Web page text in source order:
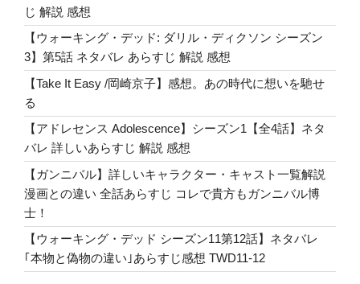
と
の
違
い
全
話
あ
ら
す
じ
コ
レ
で
貴
じ 解説 感想
【ウォーキング・デッド: ダリル・ディクソン シーズン
3】第5話 ネタバレ あらすじ 解説 感想
【Take It Easy /岡崎京子】感想。あの時代に想いを馳せ
る
【アドレセンス Adolescence】シーズン1【全4話】ネタ
バレ 詳しいあらすじ 解説 感想
【ガンニバル】詳しいキャラクター・キャスト一覧解説
漫画との違い 全話あらすじ コレで貴方もガンニバル博
士！
【ウォーキング・デッド シーズン11第12話】ネタバレ
｢本物と偽物の違い｣あらすじ感想 TWD11-12